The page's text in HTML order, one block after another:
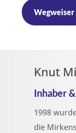
Wegweiser
Knut
Inhaber
1998
die